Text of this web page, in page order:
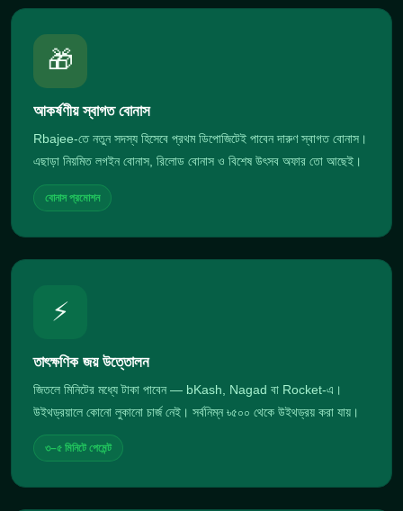
🎁
আকর্ষণীয় স্বাগত বোনাস
Rbajee-তে নতুন সদস্য হিসেবে প্রথম ডিপোজিটেই পাবেন দারুণ স্বাগত বোনাস।
এছাড়া নিয়মিত লগইন বোনাস, রিলোড বোনাস ও বিশেষ উৎসব অফার তো আছেই।
বোনাস প্রমোশন
⚡
তাৎক্ষণিক জয় উত্তোলন
জিতলে মিনিটের মধ্যে টাকা পাবেন — bKash, Nagad বা Rocket-এ।
উইথড্রয়ালে কোনো লুকানো চার্জ নেই। সর্বনিম্ন ৳৫০০ থেকে উইথড্রয় করা যায়।
৩–৫ মিনিটে পেমেন্ট